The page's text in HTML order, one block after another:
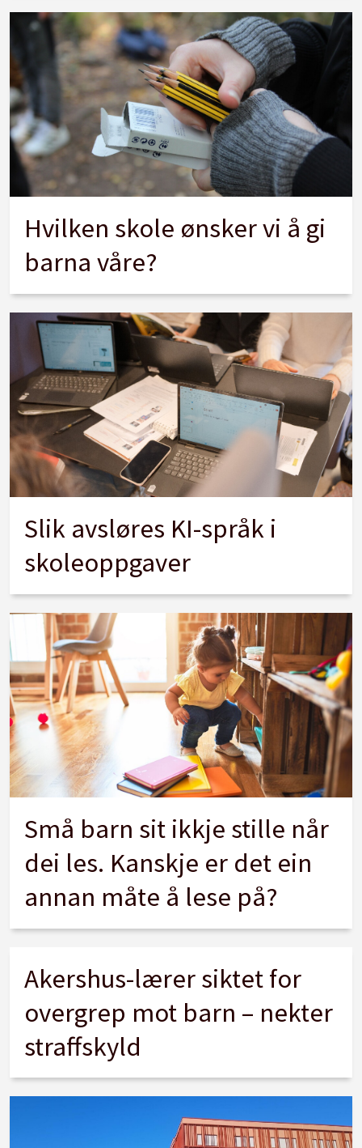
Hvilken skole ønsker vi å gi
barna våre?
Slik avsløres KI-språk i
skoleoppgaver
Små barn sit ikkje stille når
dei les. Kanskje er det ein
annan måte å lese på?
Akershus-lærer siktet for
overgrep mot barn – nekter
straffskyld